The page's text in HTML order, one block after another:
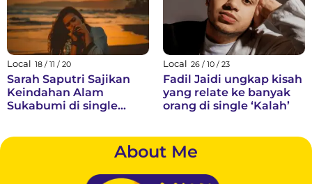
Local 18 / 11 / 20
Sarah Saputri Sajikan
Keindahan Alam
Sukabumi di single
Local 26 / 10 / 23
Fadil Jaidi ungkap kisah
yang relate ke banyak
orang di single ‘Kalah’
About Me